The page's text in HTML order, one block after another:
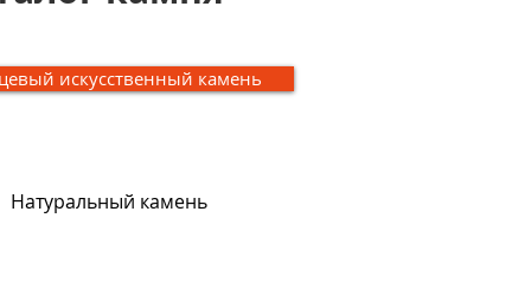
искусственный камень
Натуральный камень